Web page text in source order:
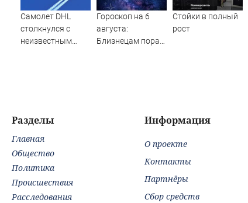
Самолет DHL
столкнулся с
неизвестным
Гороскоп на 6
августа:
Близнецам пора
Стойки в полный
рост
Разделы
Главная
Общество
Политика
Происшествия
Расследования
Информация
О проекте
Контакты
Партнёры
Сбор средств